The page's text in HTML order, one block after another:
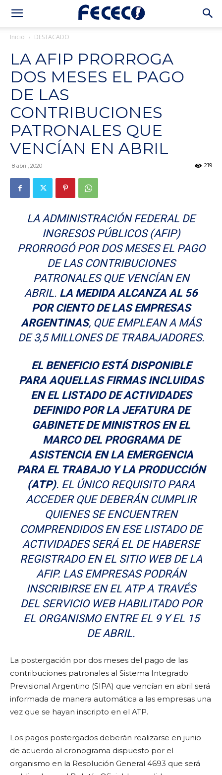
Inicio DESTACADO
LA AFIP PRORROGA
DOS MESES EL PAGO
DE LAS
CONTRIBUCIONES
PATRONALES QUE
VENCÍAN EN ABRIL
8 abril, 2020 219
LA ADMINISTRACIÓN FEDERAL DE
INGRESOS PÚBLICOS (AFIP)
PRORROGÓ POR DOS MESES EL PAGO
DE LAS CONTRIBUCIONES
PATRONALES QUE VENCÍAN EN
ABRIL. LA MEDIDA ALCANZA AL 56
POR CIENTO DE LAS EMPRESAS
ARGENTINAS, QUE EMPLEAN A MÁS
DE 3,5 MILLONES DE TRABAJADORES.
EL BENEFICIO ESTÁ DISPONIBLE
PARA AQUELLAS FIRMAS INCLUIDAS
EN EL LISTADO DE ACTIVIDADES
DEFINIDO POR LA JEFATURA DE
GABINETE DE MINISTROS EN EL
MARCO DEL PROGRAMA DE
ASISTENCIA EN LA EMERGENCIA
PARA EL TRABAJO Y LA PRODUCCIÓN
(ATP). EL ÚNICO REQUISITO PARA
ACCEDER QUE DEBERÁN CUMPLIR
QUIENES SE ENCUENTREN
COMPRENDIDOS EN ESE LISTADO DE
ACTIVIDADES SERÁ EL DE HABERSE
REGISTRADO EN EL SITIO WEB DE LA
AFIP. LAS EMPRESAS PODRÁN
INSCRIBIRSE EN EL ATP A TRAVÉS
DEL SERVICIO WEB HABILITADO POR
EL ORGANISMO ENTRE EL 9 Y EL 15
DE ABRIL.
La postergación por dos meses del pago de las
contribuciones patronales al Sistema Integrado
Previsional Argentino (SIPA) que vencían en abril será
informada de manera automática a las empresas una
vez que se hayan inscripto en el ATP.
Los pagos postergados deberán realizarse en junio
de acuerdo al cronograma dispuesto por el
organismo en la Resolución General 4693 que será